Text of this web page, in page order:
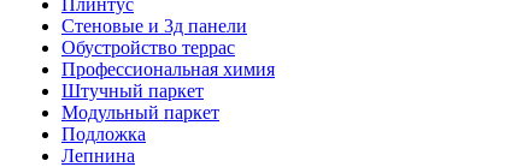
Плинтус
Стеновые и 3д панели
Обустройство террас
Профессиональная химия
Штучный паркет
Модульный паркет
Подложка
Лепнина